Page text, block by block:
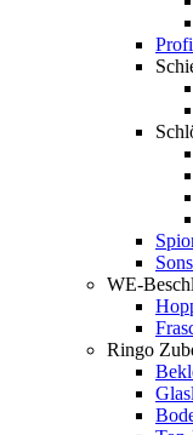
WE-
Ringo